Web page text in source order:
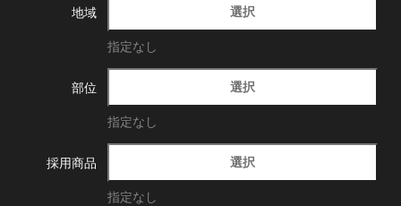
地域 選択
指定なし
部位 選択
指定なし
採用商品 選択
指定なし